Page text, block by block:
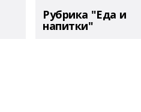
Рубрика "Еда и
напитки"